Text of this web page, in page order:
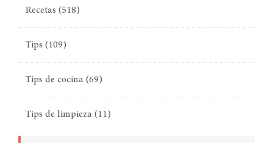
Recetas (518)
Tips (109)
Tips de cocina (69)
Tips de limpieza (11)